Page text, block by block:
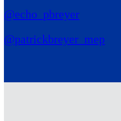
@echo_pbreyer
@patrickbreyer_mep